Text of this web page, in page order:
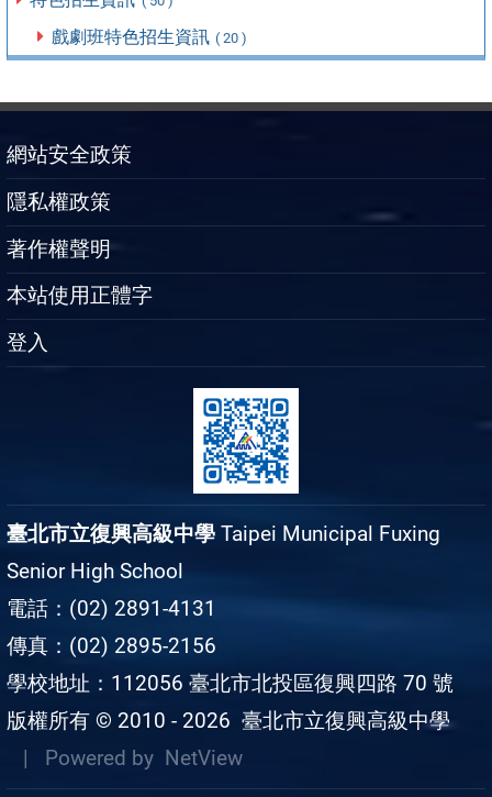
戲劇班特色招生資訊 ( 20 )
網站安全政策
隱私權政策
著作權聲明
本站使用正體字
登入
臺北市立復興高級中學 Taipei Municipal Fuxing
Senior High School
電話：(02) 2891-4131
傳真：(02) 2895-2156
學校地址：112056 臺北市北投區復興四路 70 號
版權所有 © 2010 - 2026 臺北市立復興高級中學
| Powered by NetView